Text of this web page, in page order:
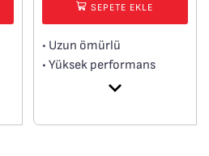
SEPETE EKLE
• Uzun ömürlü
• Yüksek performans
• Ekmek kesimi için